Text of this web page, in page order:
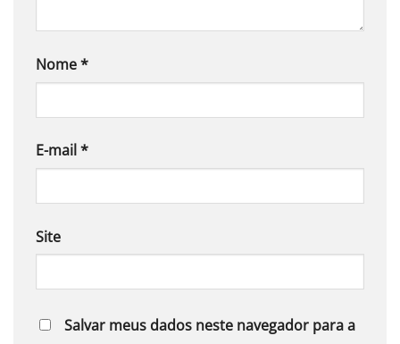
Nome*
E-mail*
Site
Salvar meus dados neste navegador para a